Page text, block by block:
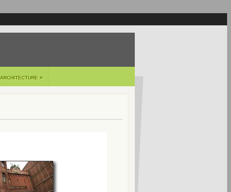
ARCHITECTURE »